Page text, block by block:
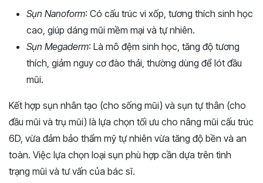
Sụn Nanoform: Có cấu trúc vi xốp, tương thích sinh học
cao, giúp dáng mũi mềm mại và tự nhiên.
Sụn Megaderm: Là mô đệm sinh học, tăng độ tương
thích, giảm nguy cơ đào thải, thường dùng để lót đầu
mũi.
Kết hợp sụn nhân tạo (cho sống mũi) và sụn tự thân (cho
đầu mũi và trụ mũi) là lựa chọn tối ưu cho nâng mũi cấu trúc
6D, vừa đảm bảo thẩm mỹ tự nhiên vừa tăng độ bền và an
toàn. Việc lựa chọn loại sụn phù hợp cần dựa trên tình
trạng mũi và tư vấn của bác sĩ.